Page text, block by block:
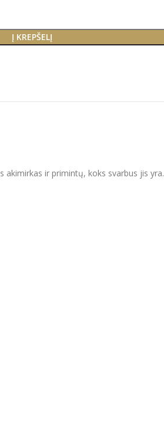
Į KREPŠELĮ
akimirkas ir primintų, koks svarbus jis yra.